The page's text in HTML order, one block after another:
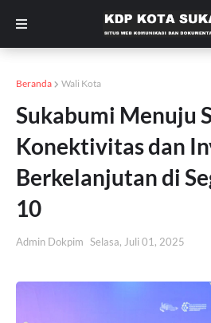
Beranda Wali Kota
Sukabumi Menuju
Konektivitas dan
Berkelanjutan di
10
Admin Dokpim Selasa, Juli 01, 2025